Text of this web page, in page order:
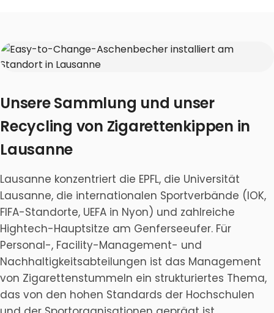
Unsere Sammlung und unser
Recycling von Zigarettenkippen in
Lausanne
Lausanne konzentriert die EPFL, die Universität
Lausanne, die internationalen Sportverbände (IOK,
FIFA-Standorte, UEFA in Nyon) und zahlreiche
Hightech-Hauptsitze am Genferseeufer. Für
Personal-, Facility-Management- und
Nachhaltigkeitsabteilungen ist das Management
von Zigarettenstummeln ein strukturiertes Thema,
das von den hohen Standards der Hochschulen